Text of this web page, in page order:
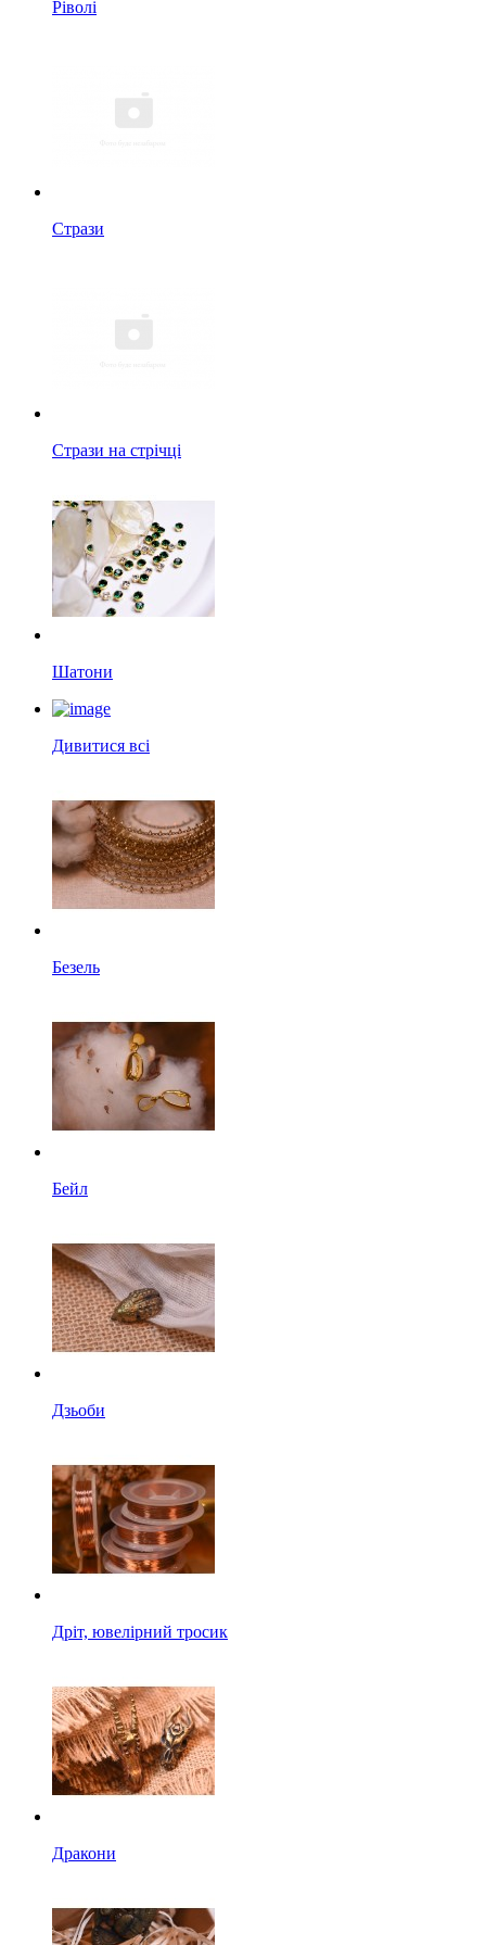
Ріволі
Стрази
Стрази на стрічці
Шатони
Дивитися всі
Безель
Бейл
Дзьоби
Дріт, ювелірний тросик
Дракони